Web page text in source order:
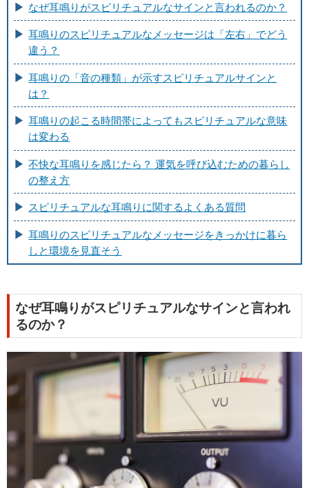
なぜ耳鳴りがスピリチュアルなサインと言われるのか？
耳鳴りのスピリチュアルなメッセージは「左右」でどう
違う？
耳鳴りの「音の種類」が示すスピリチュアルサインと
は？
耳鳴りの起こる時間帯によってもスピリチュアルな意味
は変わる
不快な耳鳴りを感じたら？ 運気を呼び込むための暮らし
の整え方
スピリチュアルな耳鳴りに関するよくある質問
耳鳴りのスピリチュアルなメッセージをきっかけに暮ら
しと環境を見直そう
なぜ耳鳴りがスピリチュアルなサインと言われ
るのか？